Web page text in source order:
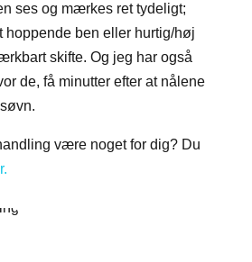
ses og mærkes ret tydeligt;
hoppende ben eller hurtig/høj
skifte. Og jeg har også
de, få minutter efter at nålene
være noget for dig? Du